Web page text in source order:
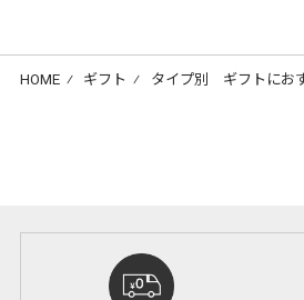
HOME ⁄ ギフト ⁄ タイプ別 ギフトにお